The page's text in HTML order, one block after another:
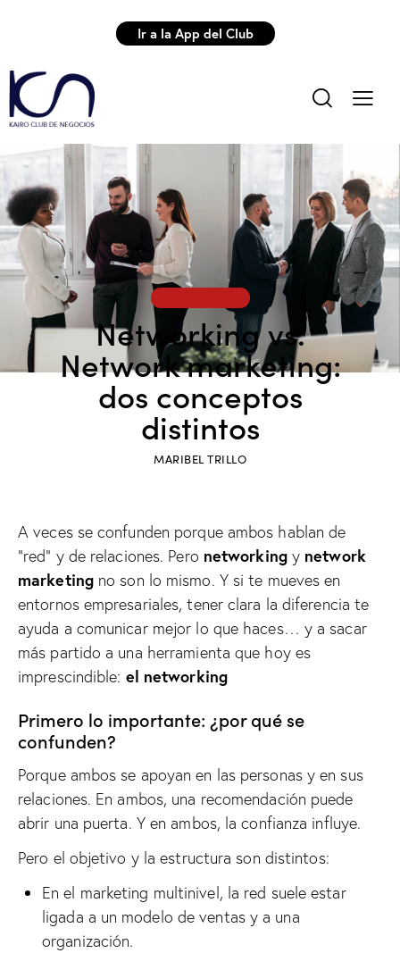
Ir a la App del Club
Networking vs.
Network marketing:
dos conceptos
distintos
MARIBEL TRILLO
A veces se confunden porque ambos hablan de
“red” y de relaciones. Pero networkingy network
marketingno son lo mismo. Y si te mueves en
entornos empresariales, tener clara la diferencia te
ayuda a comunicar mejor lo que haces… y a sacar
más partido a una herramienta que hoy es
imprescindible: el networking
Primero lo importante: ¿por qué se
confunden?
Porque ambos se apoyan en las personas y en sus
relaciones. En ambos, una recomendación puede
abrir una puerta. Y en ambos, la confianza influye.
Pero el objetivo y la estructura son distintos:
En el marketing multinivel, la red suele estar
ligada a un modelo de ventas y a una
organización.